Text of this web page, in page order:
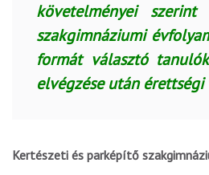
követelményei szerint
szakgimnáziumi
formát választó
elvégzése után
Kertészeti és parképítő